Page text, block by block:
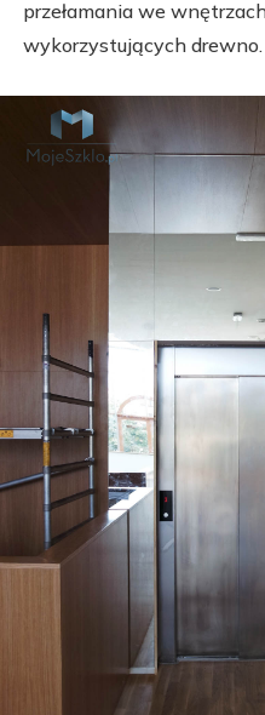
przełamania we
wykorzystujących drewno.